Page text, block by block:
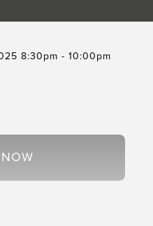
8:30pm - 10:00pm